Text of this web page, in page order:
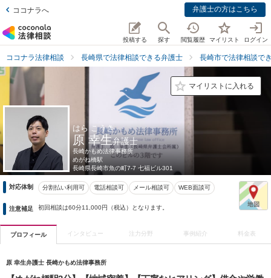
ココナラへ 弁護士の方はこちら
投稿する 探す 閲覧履歴 マイリスト ログイン
ココナラ法律相談 長崎県で法律相談できる弁護士 長崎市で法律相談で
マイリストに入れる
はら こうき
原 幸生弁護士
長崎かもめ法律事務所
めがね橋駅
長崎県長崎市魚の町7-7 七福ビル301
対応体制 分割払い利用可 電話相談可 メール相談可 WEB面談可
注意補足 初回相談は60分11,000円（税込）となります。
プロフィール インタビュー 注力分野 事例紹介 料金表
原 幸生弁護士 長崎かもめ法律事務所